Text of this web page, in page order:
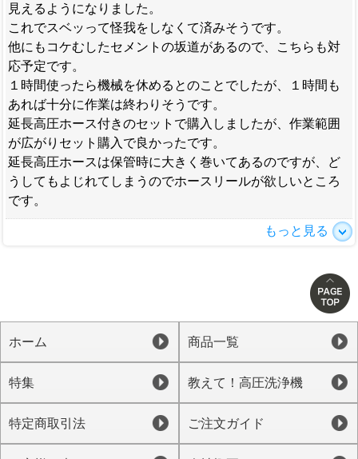
見えるようになりました。
これでスベッって怪我をしなくて済みそうです。
他にもコケむしたセメントの坂道があるので、こちらも対
応予定です。
１時間使ったら機械を休めるとのことでしたが、１時間も
あれば十分に作業は終わりそうです。
延長高圧ホース付きのセットで購入しましたが、作業範囲
が広がりセット購入で良かったです。
延長高圧ホースは保管時に大きく巻いてあるのですが、ど
うしてもよじれてしまうのでホースリールが欲しいところ
です。
もっと見る
ホーム 商品一覧
特集 教えて！高圧洗浄機
特定商取引法 ご注文ガイド